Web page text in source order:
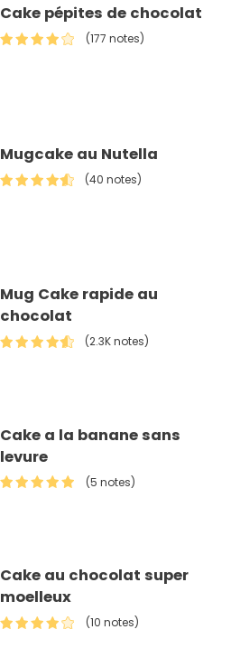
Cake pépites de chocolat
(177 notes)
Mugcake au Nutella
(40 notes)
Mug Cake rapide au
chocolat
(2.3K notes)
Cake a la banane sans
levure
(5 notes)
Cake au chocolat super
moelleux
(10 notes)